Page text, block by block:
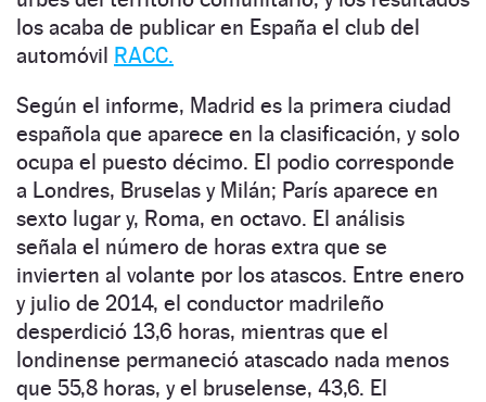
los acaba de publicar en España el club del
automóvil RACC.
Según el informe, Madrid es la primera ciudad
española que aparece en la clasificación, y solo
ocupa el puesto décimo. El podio corresponde
a Londres, Bruselas y Milán; París aparece en
sexto lugar y, Roma, en octavo. El análisis
señala el número de horas extra que se
invierten al volante por los atascos. Entre enero
y julio de 2014, el conductor madrileño
desperdició 13,6 horas, mientras que el
londinense permaneció atascado nada menos
que 55,8 horas, y el bruselense, 43,6. El